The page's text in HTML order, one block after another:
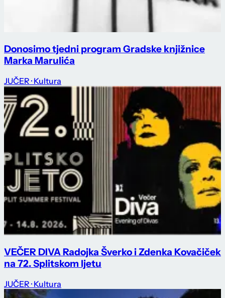
Donosimo tjedni program Gradske knjižnice
Marka Marulića
JUČER · Kultura
VEČER DIVA Radojka Šverko i Zdenka Kovačiček
na 72. Splitskom ljetu
JUČER · Kultura